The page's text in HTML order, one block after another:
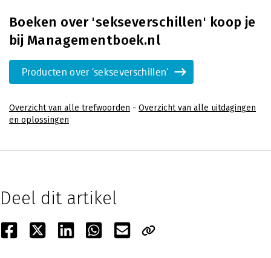
Boeken over 'sekseverschillen' koop je
bij Managementboek.nl
Producten over 'sekseverschillen'
Overzicht van alle trefwoorden - Overzicht van alle uitdagingen
en oplossingen
Deel dit artikel